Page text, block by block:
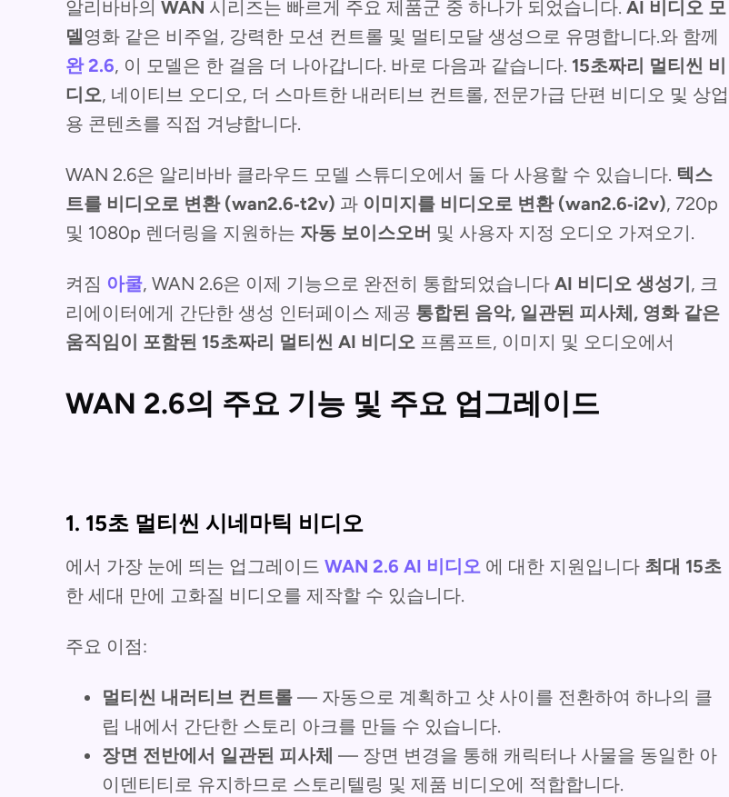
알리바바의 WAN 시리즈는 빠르게 주요 제품군 중 하나가 되었습니다. AI 비디오 모
델영화 같은 비주얼, 강력한 모션 컨트롤 및 멀티모달 생성으로 유명합니다.와 함께
완 2.6, 이 모델은 한 걸음 더 나아갑니다. 바로 다음과 같습니다. 15초짜리 멀티씬 비
디오, 네이티브 오디오, 더 스마트한 내러티브 컨트롤, 전문가급 단편 비디오 및 상업
용 콘텐츠를 직접 겨냥합니다.
WAN 2.6은 알리바바 클라우드 모델 스튜디오에서 둘 다 사용할 수 있습니다. 텍스
트를 비디오로 변환 (wan2.6‑t2v) 과 이미지를 비디오로 변환 (wan2.6‑i2v), 720p
및 1080p 렌더링을 지원하는 자동 보이스오버 및 사용자 지정 오디오 가져오기.
켜짐 아쿨, WAN 2.6은 이제 기능으로 완전히 통합되었습니다 AI 비디오 생성기, 크
리에이터에게 간단한 생성 인터페이스 제공 통합된 음악, 일관된 피사체, 영화 같은
움직임이 포함된 15초짜리 멀티씬 AI 비디오 프롬프트, 이미지 및 오디오에서
WAN 2.6의 주요 기능 및 주요 업그레이드
1. 15초 멀티씬 시네마틱 비디오
에서 가장 눈에 띄는 업그레이드 WAN 2.6 AI 비디오 에 대한 지원입니다 최대 15초
한 세대 만에 고화질 비디오를 제작할 수 있습니다.
주요 이점:
멀티씬 내러티브 컨트롤 — 자동으로 계획하고 샷 사이를 전환하여 하나의 클
립 내에서 간단한 스토리 아크를 만들 수 있습니다.
장면 전반에서 일관된 피사체 — 장면 변경을 통해 캐릭터나 사물을 동일한 아
이덴티티로 유지하므로 스토리텔링 및 제품 비디오에 적합합니다.